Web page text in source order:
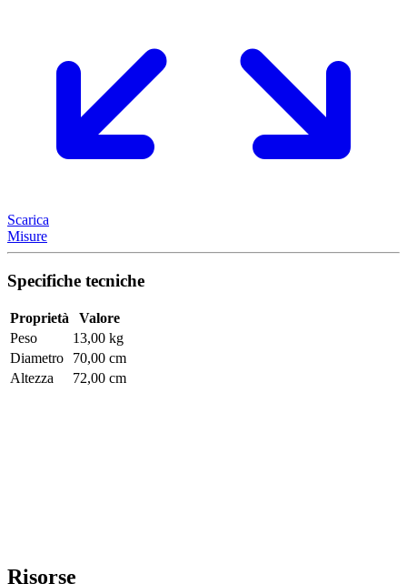
Scarica
Misure
Specifiche tecniche
Proprietà
Valore
Peso
13,00 kg
Diametro
70,00 cm
Altezza
72,00 cm
Risorse